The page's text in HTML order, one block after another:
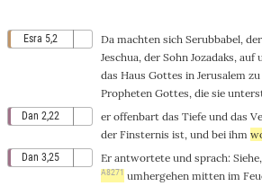
Esra 5,2 Da machtensich Serubbabel, der
Jeschua, der Sohn Jozadaks, auf
das Haus Gottes in Jerusalemzu
Propheten Gottes, die sie
Dan 2,22 er offenbartdas Tiefeund das
der Finsternis ist, und beiihm
Dan 3,25 Er antworteteund sprach: Siehe,
A8271 umhergehen mittenim